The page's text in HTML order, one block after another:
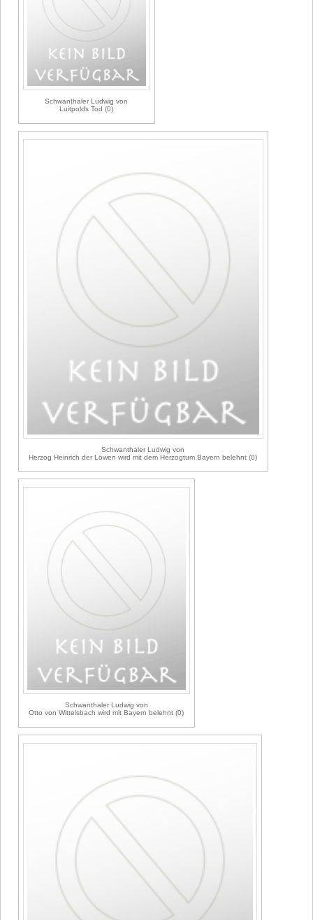
Schwanthaler Ludwig von
Luitpolds Tod (0)
Schwanthaler Ludwig von
Herzog Heinrich der Löwen wird mit dem Herzogtum Bayern belehnt (0)
Schwanthaler Ludwig von
Otto von Wittelsbach wird mit Bayern belehnt (0)